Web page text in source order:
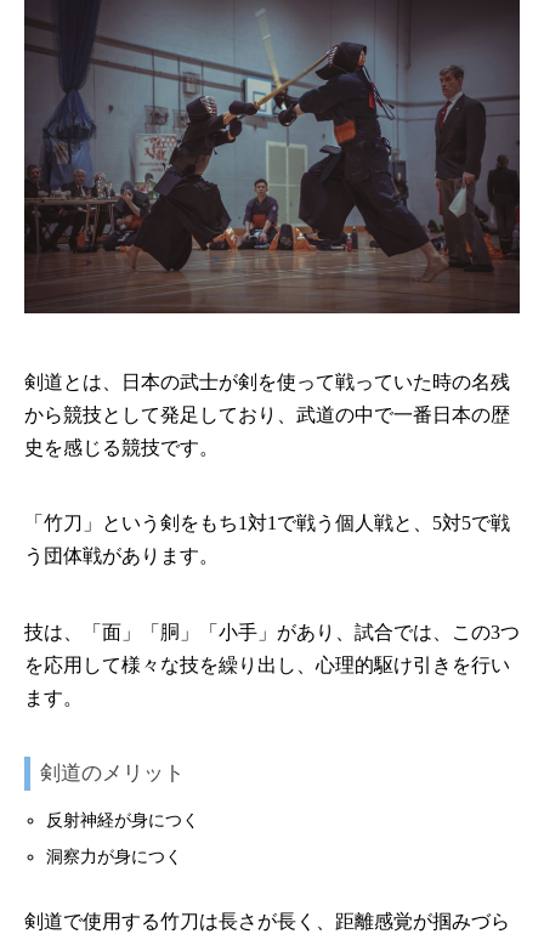
剣道とは、日本の武士が剣を使って戦っていた時の名残
から競技として発足しており、武道の中で一番日本の歴
史を感じる競技です。
「竹刀」という剣をもち1対1で戦う個人戦と、5対5で戦
う団体戦があります。
技は、「面」「胴」「小手」があり、試合では、この3つ
を応用して様々な技を繰り出し、心理的駆け引きを行い
ます。
剣道のメリット
反射神経が身につく
洞察力が身につく
剣道で使用する竹刀は長さが長く、距離感覚が掴みづら